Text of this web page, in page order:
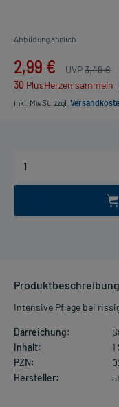
Abbildung ähnlich
2,99 € UVP3,49 €
30 PlusHerzen sammeln
inkl. MwSt. zzgl.
Produktbeschreibung
Intensive Pflege bei
Darreichung:
Inhalt:
1
PZN:
Hersteller: